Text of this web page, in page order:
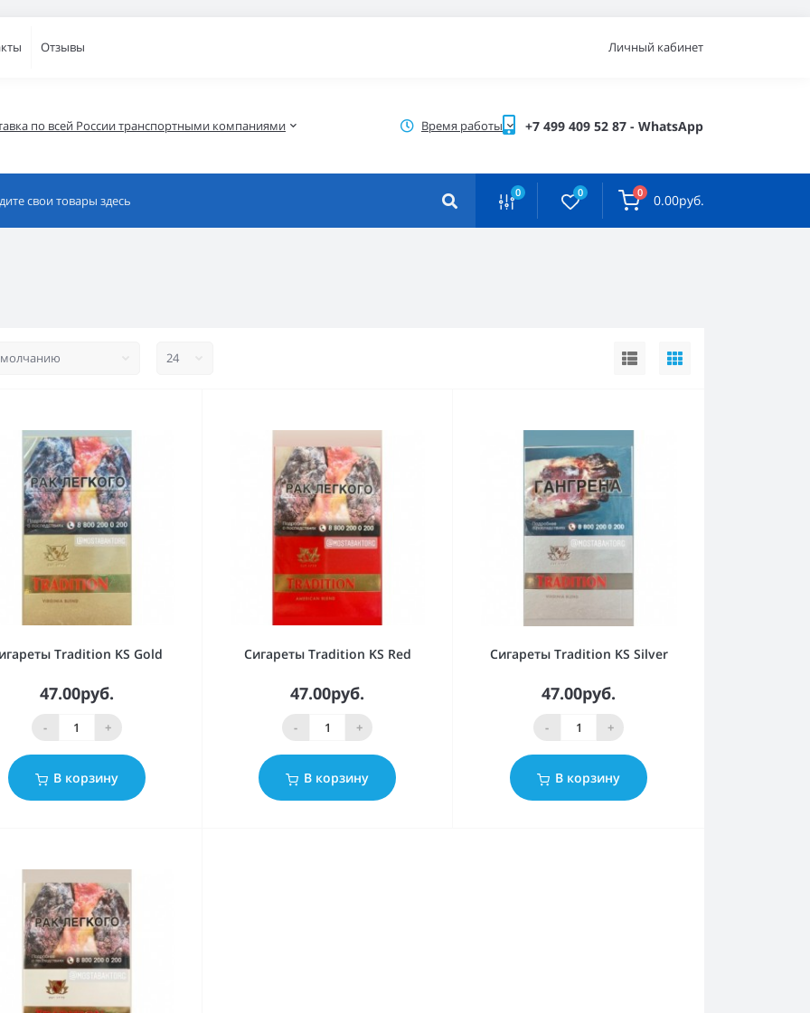
Отзывы Личный кабинет
по всей России транспортными компаниями Время работы +7 499 409 52 87 - WhatsApp
0 0 0 0.00руб.
Tradition KS Gold
47.00руб.
- +
В корзину
Сигареты Tradition KS Red
47.00руб.
- +
В корзину
Сигареты Tradition KS Silver
47.00руб.
- +
В корзину